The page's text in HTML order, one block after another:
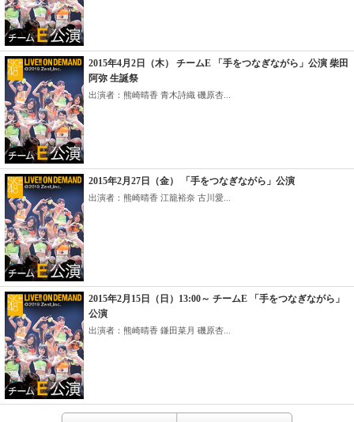
2015年4月2日（木） チームE 「手をつなぎながら」公演 柴田
阿弥 生誕祭
出演者：熊崎晴香 青木詩織 磯原杏...
2015年2月27日（金） 「手をつなぎながら」公演
出演者：熊崎晴香 江籠裕奈 古川愛...
2015年2月15日（日）13:00～ チームE 「手をつなぎながら」
公演
出演者：熊崎晴香 鎌田菜月 磯原杏...